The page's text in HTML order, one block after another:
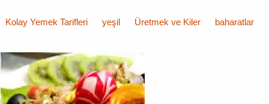
Kolay Yemek Tarifleri yeşil Üretmek ve Kiler baharatlar